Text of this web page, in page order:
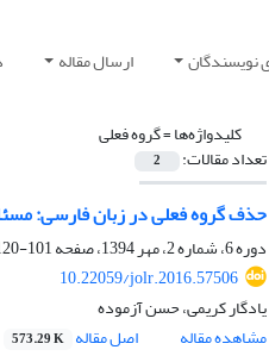
نویسندگان ارسال مقاله
کلیدواژه‌ها =گروه فعلی
تعداد مقالات: 2
حذف گروه فعلی در زبان فارسی:
دوره 6، شماره 2، مهر 1394، صفحه
101-120
10.22059/jolr.2016.57506
یادگار کریمی، حسن آزموده
مشاهده مقاله
اصل مقاله 573.29 K